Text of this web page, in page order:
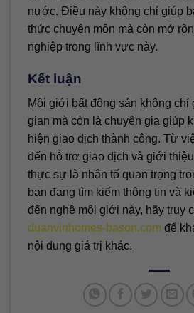
nước. Điều này không chỉ giúp
thức chuyên môn mà còn mở
nghiệp trong lĩnh vực này.
Kết luận
Môi giới bất động sản không chỉ
gian mà còn là chuyên gia giúp
hiện giao dịch thành công. Từ
đến hỗ trợ giao dịch và giới
thực sự là nhân tố quan trọng
bạn đang tìm kiếm thông tin và
đến nghề môi giới này, hãy truy
duanvinhomes-bason.com để
nội dung giá trị khác.